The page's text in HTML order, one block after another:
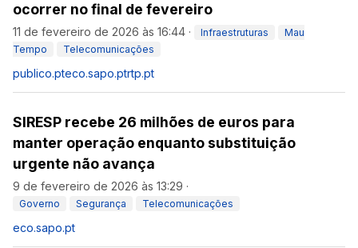
ocorrer no final de fevereiro
11 de fevereiro de 2026 às 16:44 · Infraestruturas
Mau
Tempo
Telecomunicações
publico.pteco.sapo.ptrtp.pt
SIRESP recebe 26 milhões de euros para
manter operação enquanto substituição
urgente não avança
9 de fevereiro de 2026 às 13:29 ·
Governo Segurança Telecomunicações
eco.sapo.pt